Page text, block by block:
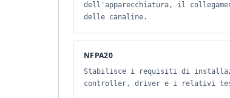
dell'apparecchiatura, il
delle canaline.
NFPA20
Stabilisce i requisiti di
controller, driver e i relativi